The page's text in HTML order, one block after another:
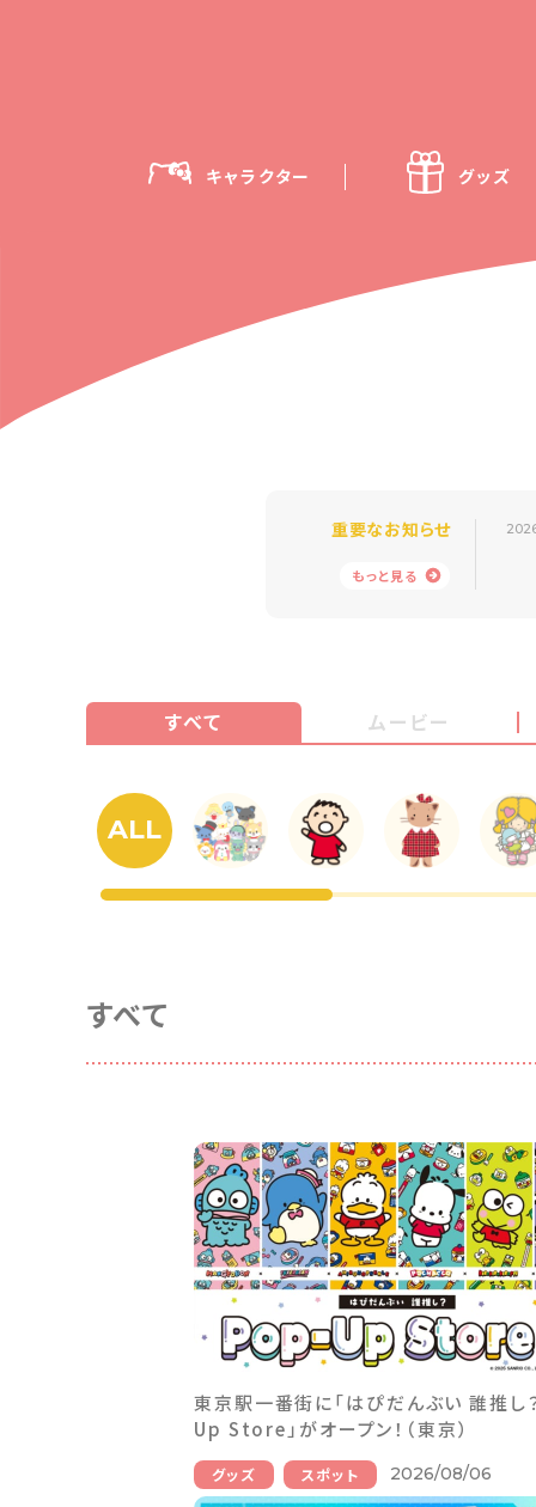
キャラクター グッズ
重要なお知らせ
もっと見る
すべて ムービー
ALL
すべて
東京駅一番街に「はぴだんぶい 誰推
Up Store」がオープン！（東京）
グッズ スポット 2026/08/06